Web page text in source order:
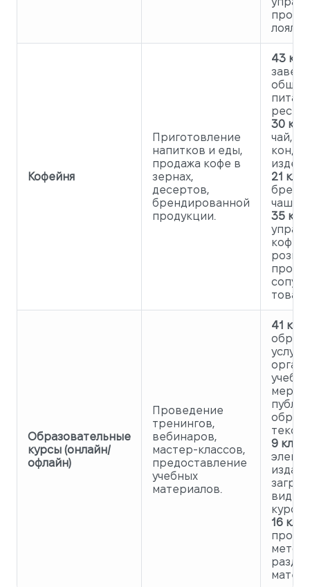
Кофейня
Приготовление
напитков и еды,
продажа кофе в
зернах,
десертов,
брендированной
продукции.
43
30
чай,
21
чашки,
35
Образовательные
курсы (онлайн/
офлайн)
Проведение
тренингов,
вебинаров,
мастер-классов,
предоставление
учебных
материалов.
41
услуги,
9
16